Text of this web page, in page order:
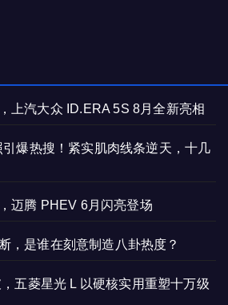
上汽大众 ID.ERA 5S 8月全新亮相
爆热搜！紧实肌肉线条逆天，十几
迈腾 PHEV 6月闪亮登场
，是谁在刻意制造八卦热度？
五菱星光 L 以硬核实用重塑十万级